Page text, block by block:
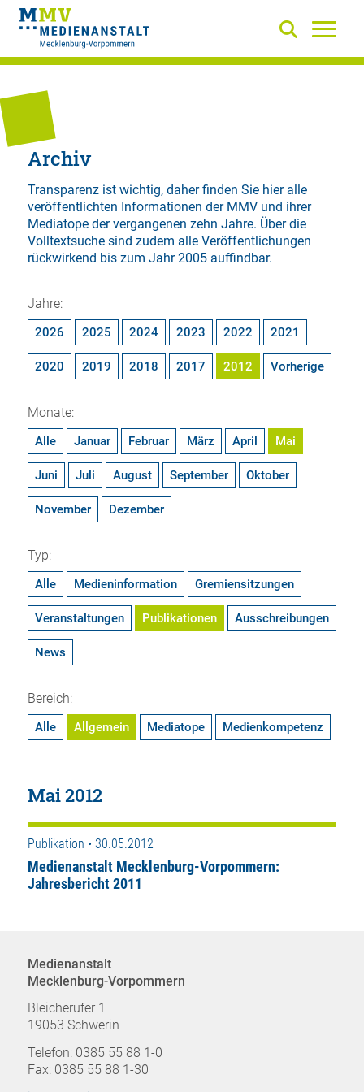
Archiv
Transparenz ist wichtig, daher finden Sie hier alle
veröffentlichten Informationen der MMV und ihrer
Mediatope der vergangenen zehn Jahre. Über die
Volltextsuchesind zudem alle Veröffentlichungen
rückwirkend bis zum Jahr 2005 auffindbar.
Jahre:
2026 2025 2024 2023 2022 2021
2020 2019 2018 2017 2012 Vorherige
Monate:
Alle Januar Februar März April Mai
Juni Juli August September Oktober
November Dezember
Typ:
Alle Medieninformation Gremiensitzungen
Veranstaltungen Publikationen Ausschreibungen
News
Bereich:
Alle Allgemein Mediatope Medienkompetenz
Mai 2012
Publikation • 30.05.2012
Medienanstalt Mecklenburg-Vorpommern:
Jahresbericht 2011
Medienanstalt
Mecklenburg-Vorpommern
Bleicherufer 1
19053 Schwerin
Telefon: 0385 55 88 1-0
Fax: 0385 55 88 1-30